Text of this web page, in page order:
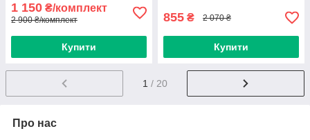
1 150 ₴/комплект
2 900 ₴/комплект
Купити
855 ₴ 2 070 ₴
Купити
1 / 20
Про нас